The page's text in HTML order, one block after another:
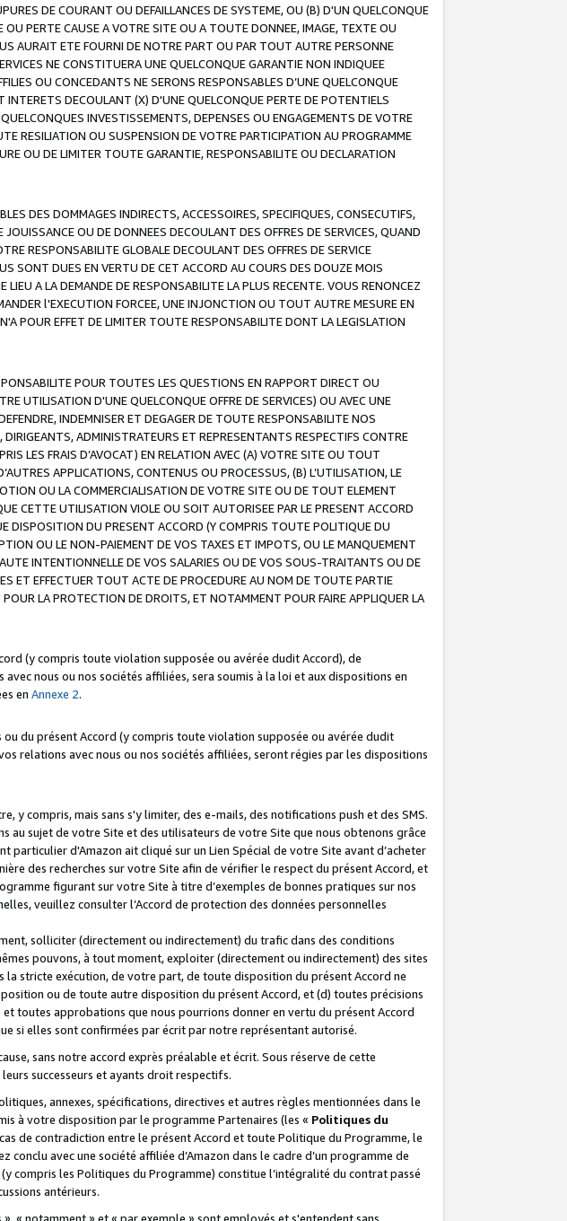
DE COURANT OU DEFAILLANCES DE SYSTEME, OU (B) D'UN QUELCONQUE
PERTE CAUSE A VOTRE SITE OU A TOUTE DONNEE, IMAGE, TEXTE OU
AURAIT ETE FOURNI DE NOTRE PART OU PAR TOUT AUTRE PERSONNE
NE CONSTITUERA UNE QUELCONQUE GARANTIE NON INDIQUEE
OU CONCEDANTS NE SERONS RESPONSABLES D’UNE QUELCONQUE
DECOULANT (X) D'UNE QUELCONQUE PERTE DE POTENTIELS
INVESTISSEMENTS, DEPENSES OU ENGAGEMENTS DE VOTRE
RESILIATION OU SUSPENSION DE VOTRE PARTICIPATION AU PROGRAMME
OU DE LIMITER TOUTE GARANTIE, RESPONSABILITE OU DECLARATION
DES DOMMAGES INDIRECTS, ACCESSOIRES, SPECIFIQUES, CONSECUTIFS,
OU DE DONNEES DECOULANT DES OFFRES DE SERVICES, QUAND
RESPONSABILITE GLOBALE DECOULANT DES OFFRES DE SERVICE
SONT DUES EN VERTU DE CET ACCORD AU COURS DES DOUZE MOIS
A LA DEMANDE DE RESPONSABILITE LA PLUS RECENTE. VOUS RENONCEZ
l'EXECUTION FORCEE, UNE INJONCTION OU TOUT AUTRE MESURE EN
POUR EFFET DE LIMITER TOUTE RESPONSABILITE DONT LA LEGISLATION
POUR TOUTES LES QUESTIONS EN RAPPORT DIRECT OU
UTILISATION D'UNE QUELCONQUE OFFRE DE SERVICES) OU AVEC UNE
INDEMNISER ET DEGAGER DE TOUTE RESPONSABILITE NOS
ADMINISTRATEURS ET REPRESENTANTS RESPECTIFS CONTRE
LES FRAIS D’AVOCAT) EN RELATION AVEC (A) VOTRE SITE OU TOUT
APPLICATIONS, CONTENUS OU PROCESSUS, (B) L’UTILISATION, LE
OU LA COMMERCIALISATION DE VOTRE SITE OU DE TOUT ELEMENT
CETTE UTILISATION VIOLE OU SOIT AUTORISEE PAR LE PRESENT ACCORD
DISPOSITION DU PRESENT ACCORD (Y COMPRIS TOUTE POLITIQUE DU
OU LE NON-PAIEMENT DE VOS TAXES ET IMPOTS, OU LE MANQUEMENT
INTENTIONNELLE DE VOS SALARIES OU DE VOS SOUS-TRAITANTS OU DE
ET EFFECTUER TOUT ACTE DE PROCEDURE AU NOM DE TOUTE PARTIE
LA PROTECTION DE DROITS, ET NOTAMMENT POUR FAIRE APPLIQUER LA
(y compris toute violation supposée ou avérée dudit Accord), de
nous ou nos sociétés affiliées, sera soumis à la loi et aux dispositions en
en Annexe 2.
du présent Accord (y compris toute violation supposée ou avérée dudit
relations avec nous ou nos sociétés affiliées, seront régies par les dispositions
y compris, mais sans s'y limiter, des e-mails, des notifications push et des SMS.
au sujet de votre Site et des utilisateurs de votre Site que nous obtenons grâce
particulier d'Amazon ait cliqué sur un Lien Spécial de votre Site avant d’acheter
des recherches sur votre Site afin de vérifier le respect du présent Accord, et
figurant sur votre Site à titre d’exemples de bonnes pratiques sur nos
veuillez consulter l’Accord de protection des données personnelles
solliciter (directement ou indirectement) du trafic dans des conditions
pouvons, à tout moment, exploiter (directement ou indirectement) des sites
la stricte exécution, de votre part, de toute disposition du présent Accord ne
ou de toute autre disposition du présent Accord, et (d) toutes précisions
toutes approbations que nous pourrions donner en vertu du présent Accord
si elles sont confirmées par écrit par notre représentant autorisé.
sans notre accord exprès préalable et écrit. Sous réserve de cette
successeurs et ayants droit respectifs.
annexes, spécifications, directives et autres règles mentionnées dans le
à votre disposition par le programme Partenaires (les « Politiques du
de contradiction entre le présent Accord et toute Politique du Programme, le
avec une société affiliée d’Amazon dans le cadre d’un programme de
compris les Politiques du Programme) constitue l’intégralité du contrat passé
antérieurs.